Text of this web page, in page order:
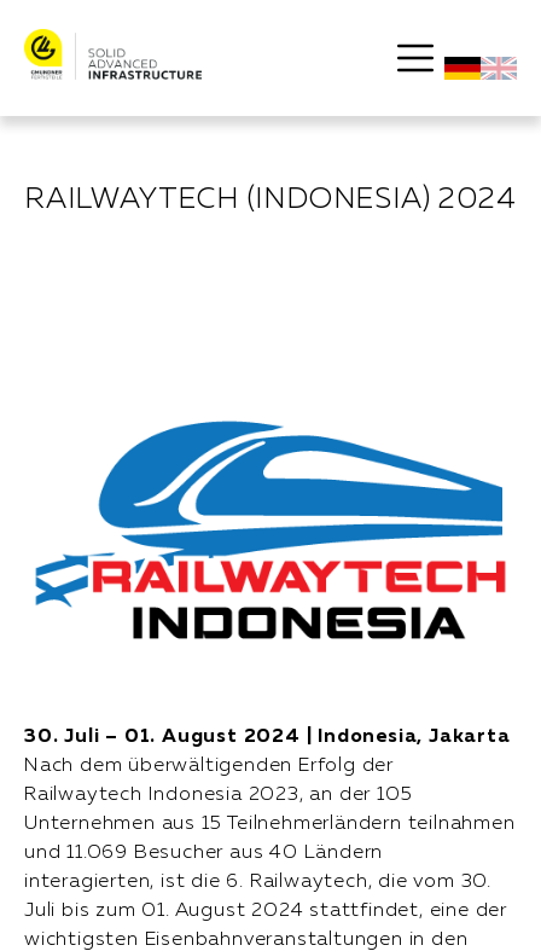
RAILWAYTECH (INDONESIA) 2024
30. Juli – 01. August 2024 | Indonesia, Jakarta
Nach dem überwältigenden Erfolg der
Railwaytech Indonesia 2023, an der 105
Unternehmen aus 15 Teilnehmerländern teilnahmen
und 11.069 Besucher aus 40 Ländern
interagierten, ist die 6. Railwaytech, die vom 30.
Juli bis zum 01. August 2024 stattfindet, eine der
wichtigsten Eisenbahnveranstaltungen in den